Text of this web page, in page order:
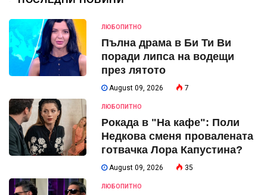
ЛЮБОПИТНО
Пълна драма в Би Ти Ви
поради липса на водещи
през лятото
August 09, 2026 7
ЛЮБОПИТНО
Рокада в "На кафе": Поли
Недкова сменя провалената
готвачка Лора Капустина?
August 09, 2026 35
ЛЮБОПИТНО